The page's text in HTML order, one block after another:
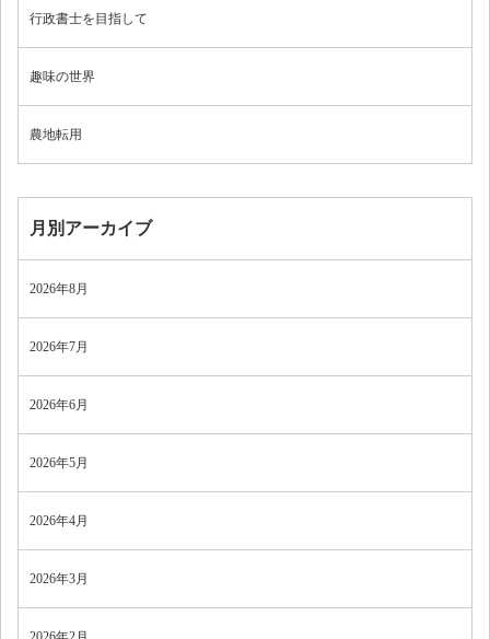
行政書士を目指して
趣味の世界
農地転用
月別アーカイブ
2026年8月
2026年7月
2026年6月
2026年5月
2026年4月
2026年3月